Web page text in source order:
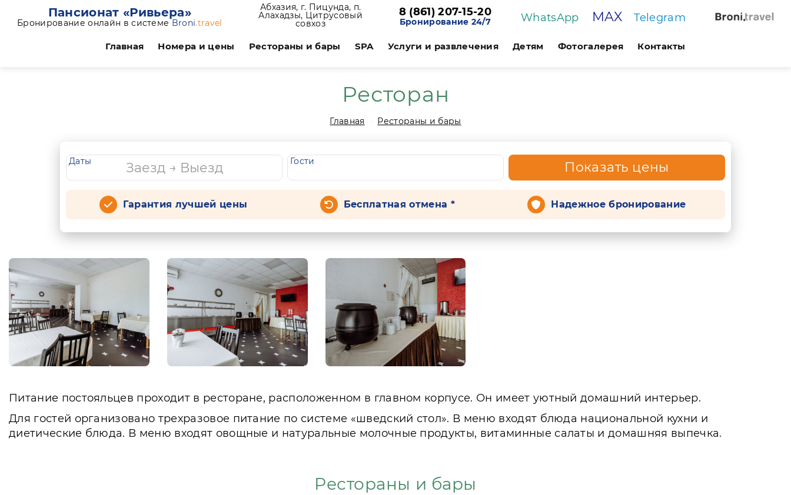
Пансионат «Ривьера»
Бронирование онлайн в системе Broni.travel
Абхазия, г. Пицунда, п.
Алахадзы, Цитрусовый
совхоз
8 (861) 207-15-20
Бронирование 24/7 WhatsApp MAX Telegram
Главная Номера и цены Рестораны и бары SPA Услуги и развлечения Детям Фотогалерея Контакты
Ресторан
Главная Рестораны и бары
Даты Гости Показать цены
Гарантия лучшей цены Бесплатная отмена * Надежное бронирование
Питание постояльцев проходит в ресторане, расположенном в главном корпусе. Он имеет уютный домашний интерьер.
Для гостей организовано трехразовое питание по системе «шведский стол». В меню входят блюда национальной кухни и
диетические блюда. В меню входят овощные и натуральные молочные продукты, витаминные салаты и домашняя выпечка.
Рестораны и бары